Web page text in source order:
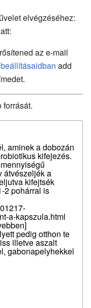
elvégzéséhez:
az e-mail
add
forrását.